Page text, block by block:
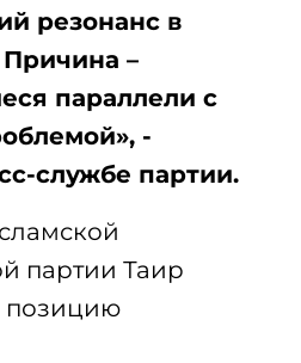
резонанс в
–
параллели с
-
службе партии.
партии Таир
позицию